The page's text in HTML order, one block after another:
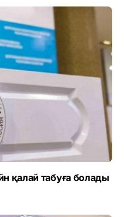
қалай табуға болады